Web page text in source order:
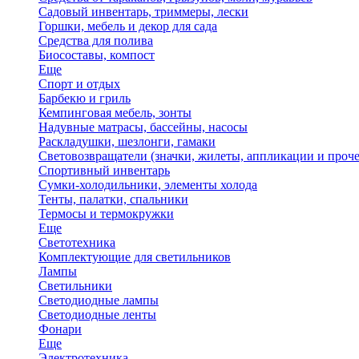
Садовый инвентарь, триммеры, лески
Горшки, мебель и декор для сада
Средства для полива
Биосоставы, компост
Еще
Спорт и отдых
Барбекю и гриль
Кемпинговая мебель, зонты
Надувные матрасы, бассейны, насосы
Раскладушки, шезлонги, гамаки
Световозвращатели (значки, жилеты, аппликации и
Спортивный инвентарь
Сумки-холодильники, элементы холода
Тенты, палатки, спальники
Термосы и термокружки
Еще
Светотехника
Комплектующие для светильников
Лампы
Светильники
Светодиодные лампы
Светодиодные ленты
Фонари
Еще